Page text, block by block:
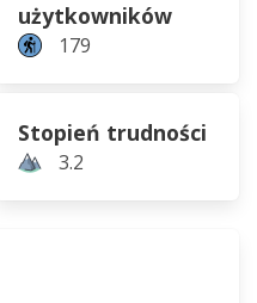
użytkowników
179
Stopień trudności
3.2